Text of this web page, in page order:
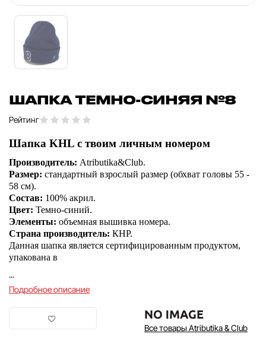
ШАПКА ТЕМНО-СИНЯЯ №8
Рейтинг
Шапка KHL с твоим личным номером
Производитель: Atributika&Club.
Размер: стандартный взрослый размер (обхват головы 55 -
58 см).
Состав: 100% акрил.
Цвет: Темно-синий.
Элементы: объемная вышивка номера.
Страна производитель: КНР.
Данная шапка является сертифицированным продуктом,
упакована в
...
Подробное описание
Все товары Atributika & Club